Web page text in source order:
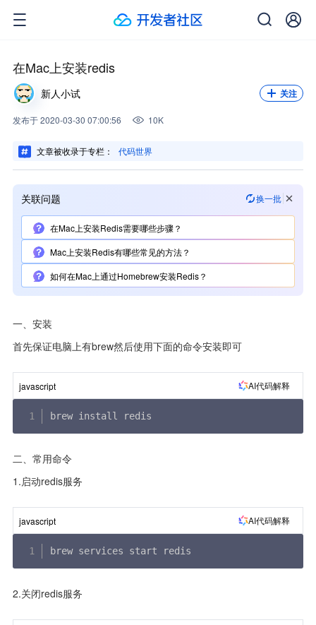
在Mac上安装redis
新人小试 关注
发布于2020-03-30 07:00:56 10K
文章被收录于专栏： 代码世界
关联问题 换一批
在Mac上安装Redis需要哪些步骤？
Mac上安装Redis有哪些常见的方法？
如何在Mac上通过Homebrew安装Redis？
一、安装
首先保证电脑上有brew然后使用下面的命令安装即可
javascript AI代码解释
brew install redis
二、常用命令
1.启动redis服务
javascript AI代码解释
brew services start redis
2.关闭redis服务